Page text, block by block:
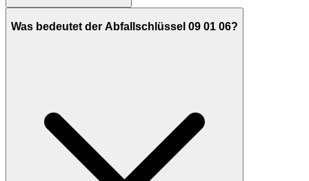
Was bedeutet der Abfallschlüssel 09 01 06?